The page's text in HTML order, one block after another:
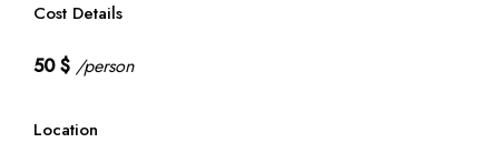
Cost Details
50 $ /person
Location